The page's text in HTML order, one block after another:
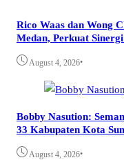
Rico Waas dan Wong
Medan, Perkuat
August 4, 2026•
Bobby Nasution:
33 Kabupaten Kota
August 4, 2026•